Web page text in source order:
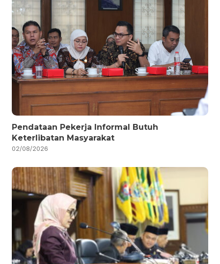
Pendataan Pekerja Informal Butuh
Keterlibatan Masyarakat
02/08/2026